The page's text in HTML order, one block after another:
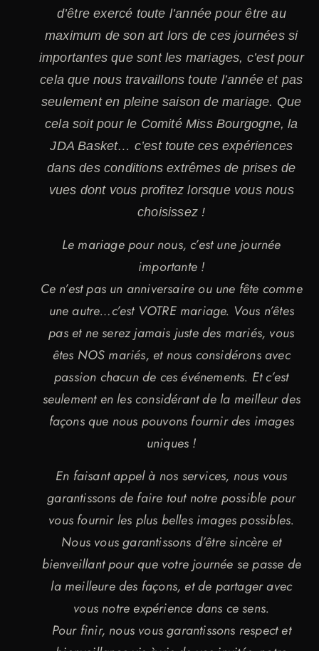
d’être exercé toute l’année pour être au
maximum de son art lors de ces journées si
importantes que sont les mariages, c’est pour
cela que nous travaillons toute l’année et pas
seulement en pleine saison de mariage. Que
cela soit pour le Comité Miss Bourgogne, la
JDA Basket… c’est toute ces expériences
dans des conditions extrêmes de prises de
vues dont vous profitez lorsque vous nous
choisissez !
Le mariage pour nous, c’est une journée
importante !
Ce n’est pas un anniversaire ou une fête comme
une autre…c’est VOTRE mariage. Vous n’êtes
pas et ne serez jamais juste des mariés, vous
êtes NOS mariés, et nous considérons avec
passion chacun de ces événements. Et c’est
seulement en les considérant de la meilleur des
façons que nous pouvons fournir des images
uniques !
En faisant appel à nos services, nous vous
garantissons de faire tout notre possible pour
vous fournir les plus belles images possibles.
Nous vous garantissons d’être sincère et
bienveillant pour que votre journée se passe de
la meilleure des façons, et de partager avec
vous notre expérience dans ce sens.
Pour finir, nous vous garantissons respect et